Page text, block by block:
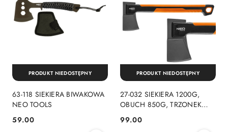
63-118 SIEKIERA BIWAKOWA
NEO TOOLS
Cena:
59.00
PRODUKT NIEDOSTĘPNY
27-032 SIEKIERA 1200G,
OBUCH 850G, TRZONEK
WŁÓKNO 23.5" NEO TOOLS
Cena:
99.00
PRODUKT NIEDOSTĘPNY